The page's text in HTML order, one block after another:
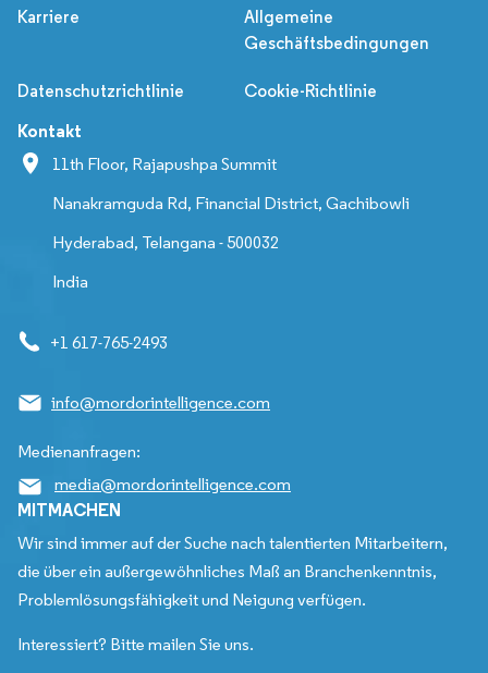
Karriere
Allgemeine
Geschäftsbedingungen
Datenschutzrichtlinie Cookie-Richtlinie
Kontakt
11th Floor, Rajapushpa Summit
Nanakramguda Rd, Financial District, Gachibowli
Hyderabad, Telangana - 500032
India
+1 617-765-2493
info@mordorintelligence.com
Medienanfragen:
media@mordorintelligence.com
MITMACHEN
Wir sind immer auf der Suche nach talentierten Mitarbeitern,
die über ein außergewöhnliches Maß an Branchenkenntnis,
Problemlösungsfähigkeit und Neigung verfügen.
Interessiert? Bitte mailen Sie uns.